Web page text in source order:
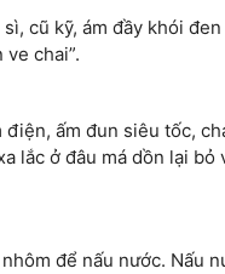
cũ kỹ, ám đầy khói
chai”.
điện, ấm đun siêu tốc,
lắc ở đâu má dồn lại bỏ
để nấu nước. Nấu